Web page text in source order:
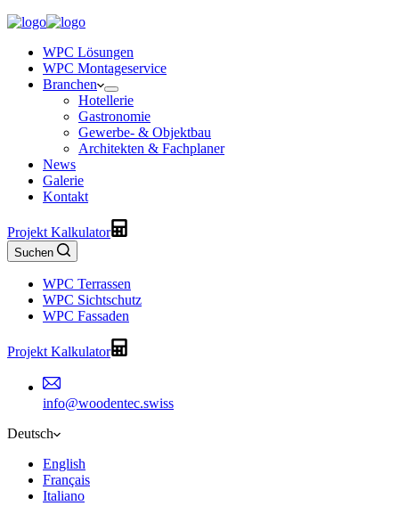
WPC Lösungen
WPC Montageservice
Branchen
Hotellerie
Gastronomie
Gewerbe- & Objektbau
Architekten & Fachplaner
News
Galerie
Kontakt
Projekt Kalkulator
Suchen
WPC Terrassen
WPC Sichtschutz
WPC Fassaden
Projekt Kalkulator
info@woodentec.swiss
Deutsch
English
Français
Italiano